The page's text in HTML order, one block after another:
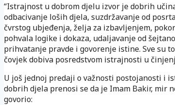
“Istrajnost u dobrom djelu izvor je dobrih
odbacivanje loših djela, suzdržavanje od
čvrstog ubjeđenja, želja za izbavljenjem,
pohvala logike i dokaza, udaljavanje od
prihvatanje pravde i govorenje istine. Sve su
čovjek dobiva posredstvom istrajnosti u
U još jednoj predaji o važnosti postojanosti i
dobrih djela prenosi se da je Imam Bakir, mir
govorio: